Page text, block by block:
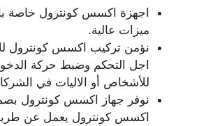
اجهزة اكسس كونترول خاصة
ميزات عالية.
نؤمن تركيب اكسس كونترول
اجل التحكم وضبط حركة
للأشخاص أو الاليات في
نوفر جهاز اكسس كونترول
اكسس كونترول يعمل عن طريق